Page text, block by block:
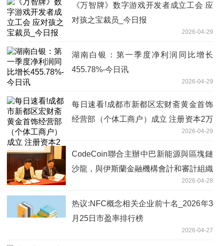
‌《万智牌》数字游戏开发者成立工会 应
对孩之宝裁员_今日报
2026-04-29
湖南白银：第一季度净利润同比增长
455.78%-今日讯
2026-04-29
每日速看!成都市新都区宏财斋黄金首饰
经营部（个体工商户）成立 注册资本2万
2026-04-29
CodeCoin聯合主辦中巴新能源與區塊鏈
沙龍，與伊斯蘭金融機構會計和審計組織
2026-04-28
热议:NFC概念相关企业前十名_2026年3
月25日市盈率排行榜
2026-04-27